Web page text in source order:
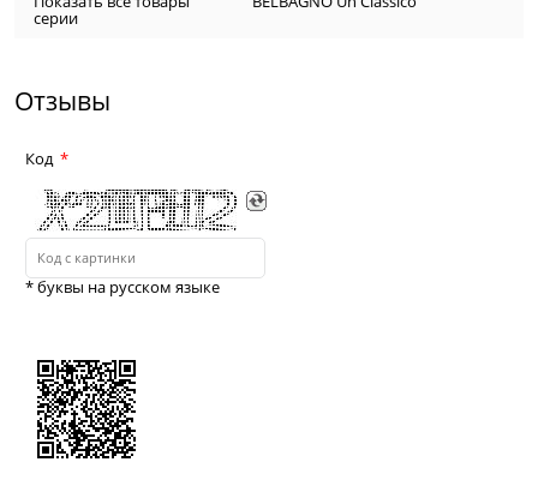
серии
Отзывы
Код
* буквы на русском языке